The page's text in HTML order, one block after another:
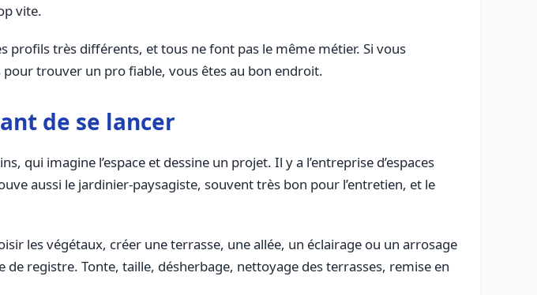
vite.
profils très différents, et tous ne font pas le même métier. Si vous
pour trouver un pro fiable, vous êtes au bon endroit.
de se lancer
qui imagine l’espace et dessine un projet. Il y a l’entreprise d’espaces
aussi le jardinier-paysagiste, souvent très bon pour l’entretien, et le
les végétaux, créer une terrasse, une allée, un éclairage ou un arrosage
registre. Tonte, taille, désherbage, nettoyage des terrasses, remise en